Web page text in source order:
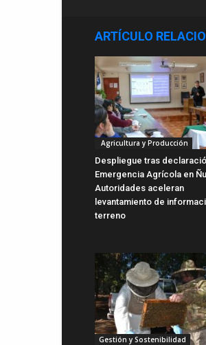
ARTÍCULO
Agricultura y Producción
Despliegue tras
Emergencia Agrícola en
Autoridades aceleran
levantamiento de
terreno
Gestión y Sostenibilidad